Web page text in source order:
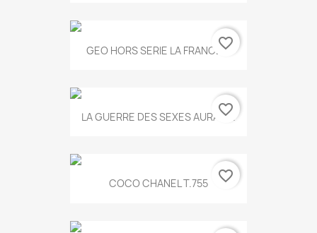
GEO HORS SERIE LA FRANCE...
favorite_border
LA GUERRE DES SEXES AURA T...
favorite_border
COCO CHANEL T.755 favorite_border